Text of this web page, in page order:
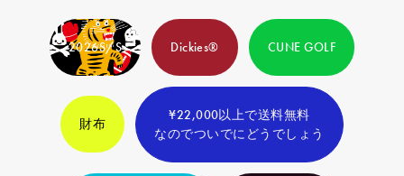
L 50 20 73
XL 116
XXL 124 77
原産国 中国製
2026S/S Dickies® CUNE GOLF
財布
¥22,000以上で送料無料
なのでついでにどうでしょう